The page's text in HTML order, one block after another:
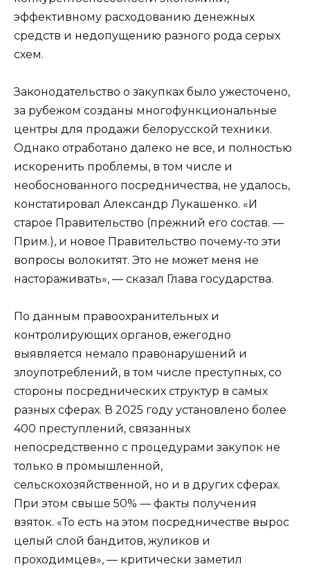
эффективному расходованию денежных
средств и недопущению разного рода серых
схем.
Законодательство о закупках было ужесточено,
за рубежом созданы многофункциональные
центры для продажи белорусской техники.
Однако отработано далеко не все, и полностью
искоренить проблемы, в том числе и
необоснованного посредничества, не удалось,
констатировал Александр Лукашенко. «И
старое Правительство (прежний его состав. —
Прим.), и новое Правительство почему-то эти
вопросы волокитят. Это не может меня не
настораживать», — сказал Глава государства.
По данным правоохранительных и
контролирующих органов, ежегодно
выявляется немало правонарушений и
злоупотреблений, в том числе преступных, со
стороны посреднических структур в самых
разных сферах. В 2025 году установлено более
400 преступлений, связанных
непосредственно с процедурами закупок не
только в промышленной,
сельскохозяйственной, но и в других сферах.
При этом свыше 50% — факты получения
взяток. «То есть на этом посредничестве вырос
целый слой бандитов, жуликов и
проходимцев», — критически заметил